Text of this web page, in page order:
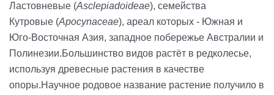
Ластовневые (Asclepiadoideae), семейства
Кутровые (Apocynaceae), ареал которых - Южная и
Юго-Восточная Азия, западное побережье Австралии и
Полинезии.Большинство видов растёт в редколесье,
используя древесные растения в качестве
опоры.Научное родовое название растение получило в